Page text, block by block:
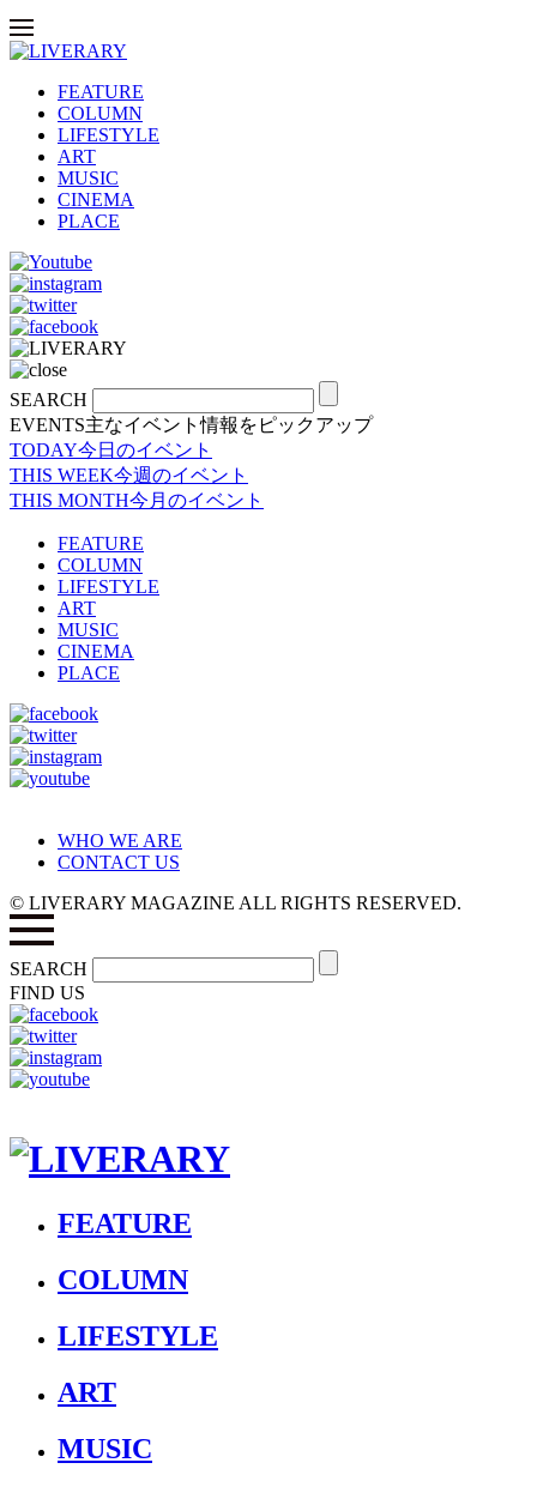
FEATURE
COLUMN
LIFESTYLE
ART
MUSIC
CINEMA
PLACE
SEARCH
EVENTS主なイベント情報をピックアップ
TODAY今日のイベント
THIS WEEK今週のイベント
THIS MONTH今月のイベント
FEATURE
COLUMN
LIFESTYLE
ART
MUSIC
CINEMA
PLACE
WHO WE ARE
CONTACT US
© LIVERARY MAGAZINE ALL RIGHTS RESERVED.
SEARCH
FIND US
FEATURE
COLUMN
LIFESTYLE
ART
MUSIC